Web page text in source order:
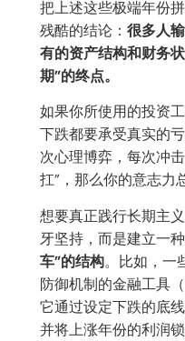
把上述这些极端年份
残酷的结论： 很多人
有的资产结构和财务
期”的终点。
如果你所使用的投资
下跌都要承受真实的
次心理博弈，每次冲
扛”，那么你的意志力
想要真正践行长期主
牙坚持，而是建立一种
车”的结构。比如，一
防御机制的金融工具
它通过设定下跌的底
并将上涨年份的利润